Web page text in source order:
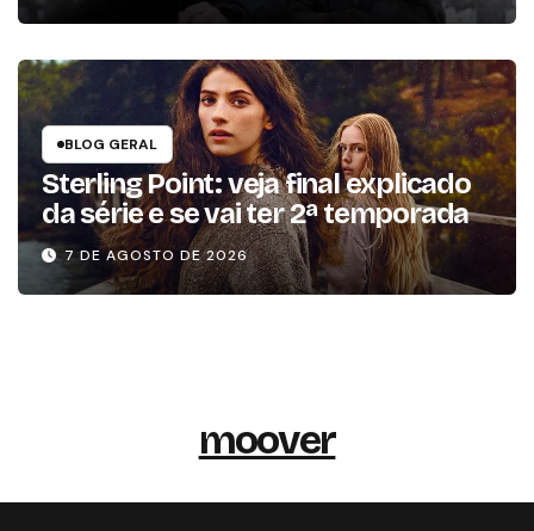
BLOG GERAL
Sterling Point: veja final explicado
da série e se vai ter 2ª temporada
7 DE AGOSTO DE 2026
moover